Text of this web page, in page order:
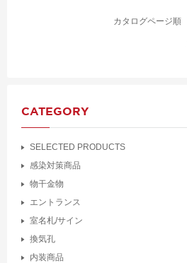
カタログページ順
CATEGORY
SELECTED PRODUCTS
感染対策商品
物干金物
エントランス
室名札/サイン
換気孔
内装商品